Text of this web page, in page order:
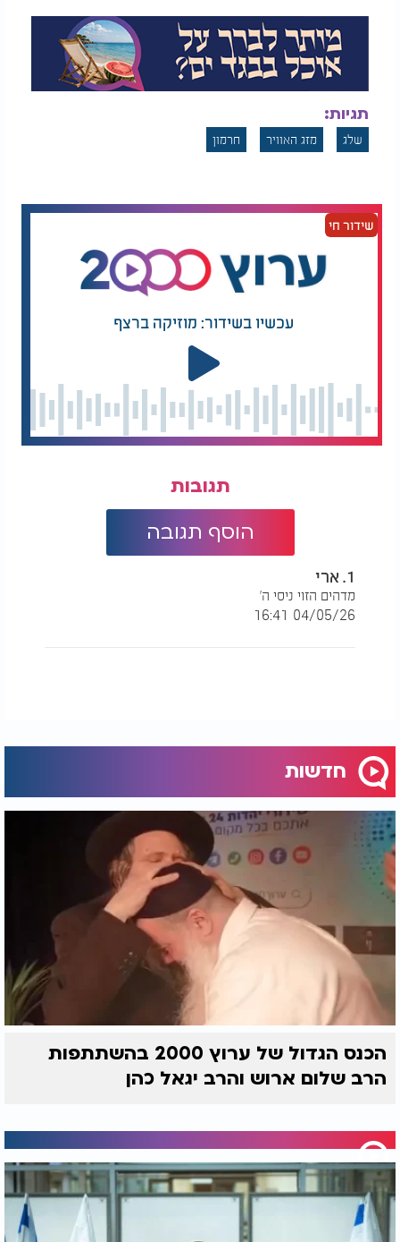
תגיות:
שלג מזג האוויר חרמון
שידור חי
עכשיו בשידור: מוזיקה ברצף
תגובות
הוסף תגובה
1. ארי
מדהים הזוי ניסי ה'
04/05/26 16:41
חדשות
הכנס הגדול של ערוץ 2000 בהשתתפות
הרב שלום ארוש והרב יגאל כהן